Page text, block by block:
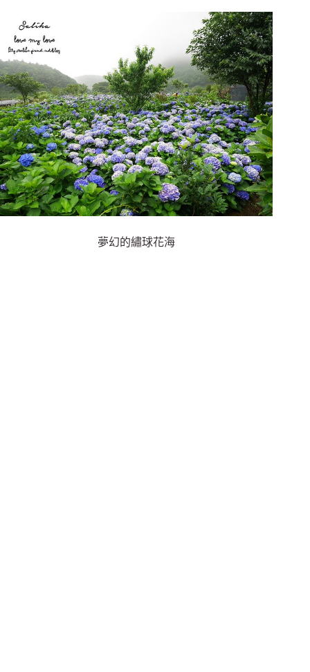
夢幻的繡球花海